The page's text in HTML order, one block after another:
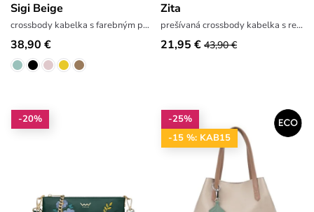
Sigi Beige
crossbody kabelka s farebným popruhom
38,90 €
Zita
prešívaná crossbody kabelka s retiazkou
21,95 € 43,90 €
-20%
-25%
-15 %: KAB15